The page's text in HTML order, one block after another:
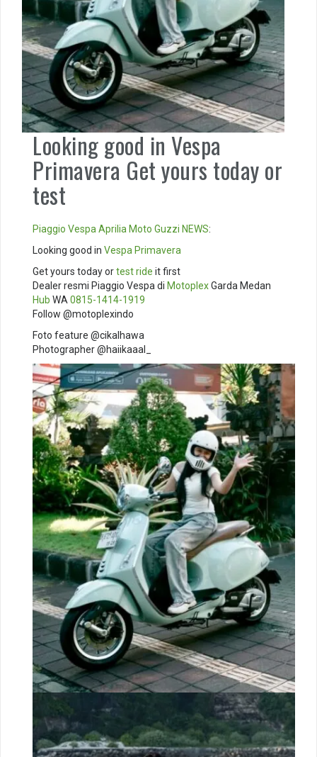
Looking good in Vespa
Primavera Get yours today or
test
Piaggio VespaAprilia Moto Guzzi NEWS:
Looking good in Vespa Primavera
Get yours today ortest ride it first
Dealer resmi Piaggio Vespa di MotoplexGarda Medan
Hub WA0815-1414-1919
Follow @motoplexindo
Foto feature @cikalhawa
Photographer @haiikaaal_